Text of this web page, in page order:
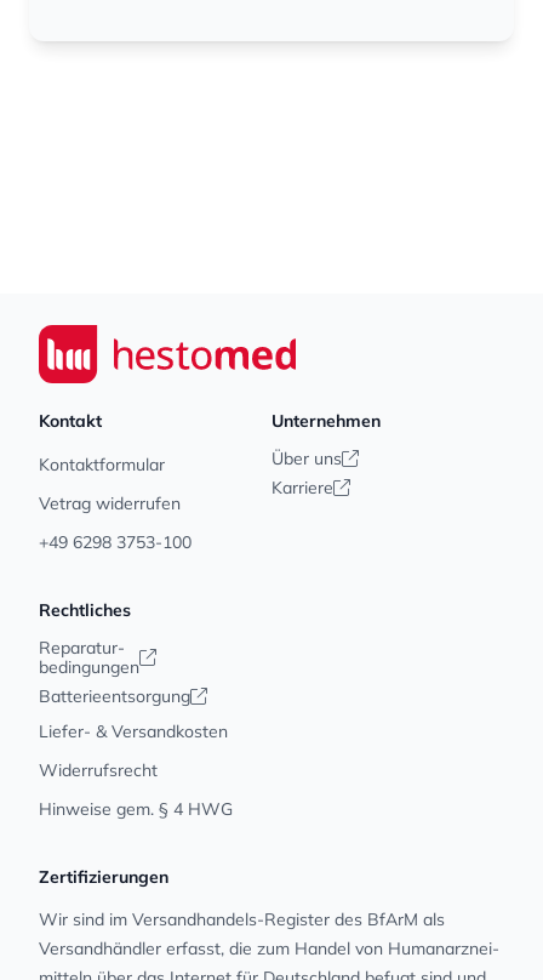
Seiwert GmbH
Kontakt
Kontaktformular
Vetrag widerrufen
+49 6298 3753-100
Unternehmen
Über uns
Karriere
Rechtliches
Reparatur-
bedingungen
Batterieentsorgung
Liefer- & Versandkosten
Widerrufsrecht
Hinweise gem. § 4 HWG
Zertifizierungen
Wir sind im Versandhandels-Register des BfArM als
Versandhändler erfasst, die zum Handel von Human­arz­nei­